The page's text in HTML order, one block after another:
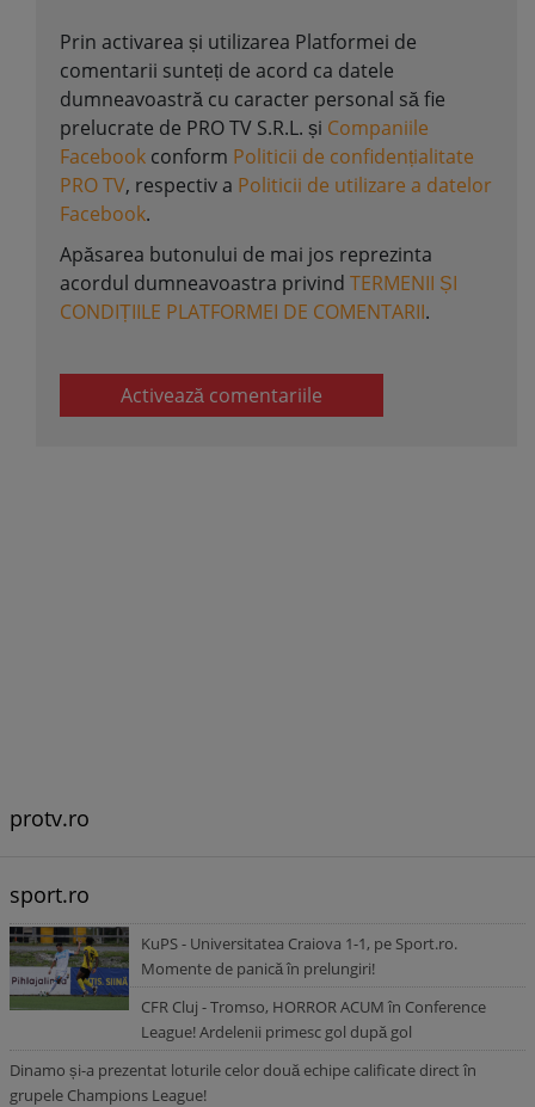
Prin activarea și utilizarea Platformei de
comentarii sunteți de acord ca datele
dumneavoastră cu caracter personal să fie
prelucrate de PRO TV S.R.L. și Companiile
Facebook conform Politicii de confidențialitate
PRO TV, respectiv a Politicii de utilizare a datelor
Facebook.
Apăsarea butonului de mai jos reprezinta
acordul dumneavoastra privind TERMENII ȘI
CONDIȚIILE PLATFORMEI DE COMENTARII.
Activează comentariile
protv.ro
sport.ro
KuPS - Universitatea Craiova 1-1, pe Sport.ro.
Momente de panică în prelungiri!
CFR Cluj - Tromso, HORROR ACUM în Conference
League! Ardelenii primesc gol după gol
Dinamo și-a prezentat loturile celor două echipe calificate direct în
grupele Champions League!